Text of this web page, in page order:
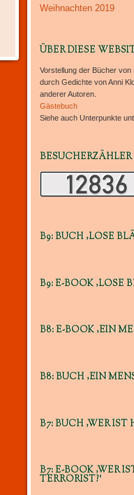
Weihnachten 2019
ÜBER DIESE
Vorstellung der Bücher
durch Gedichte von Anni
anderer Autoren.
Gästebuch
Siehe auch Unterpunkte
BESUCHERZÄHLER
B9: BUCH ‚LOSE
B9: E-BOOK ‚LOSE
B8: E-BOOK ‚EIN
B8: BUCH ‚EIN
B7: BUCH ‚WER IST
B7: E-BOOK ‚WER
TERRORIST?‘